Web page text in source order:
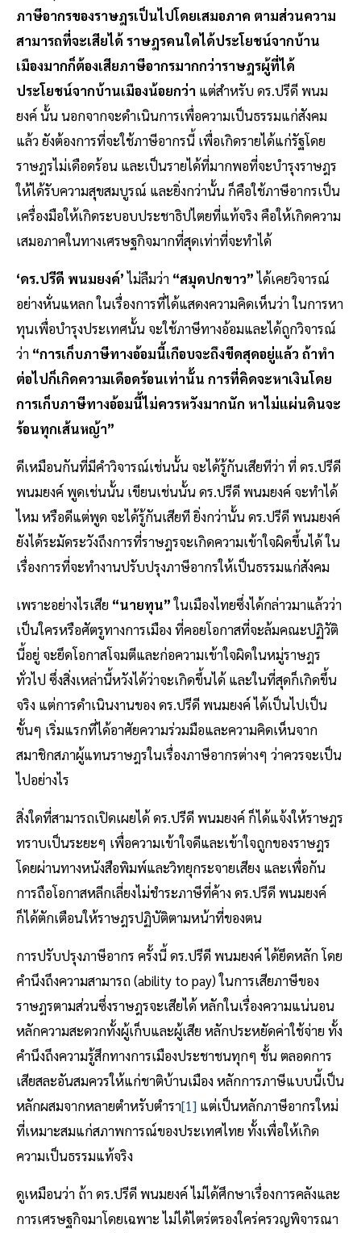
ภาษีอากรของราษฎรเป็นไปโดยเสมอภาค ตามส่วนความ
สามารถที่จะเสียได้ ราษฎรคนใดได้ประโยชน์จากบ้าน
เมืองมากก็ต้องเสียภาษีอากรมากกว่าราษฎรผู้ที่ได้
ประโยชน์จากบ้านเมืองน้อยกว่า แต่สำหรับ ดร.ปรีดี พนม
ยงค์ นั้น นอกจากจะดำเนินการเพื่อความเป็นธรรมแก่สังคม
แล้ว ยังต้องการที่จะใช้ภาษีอากรนี้ เพื่อเกิดรายได้แก่รัฐโดย
ราษฎรไม่เดือดร้อน และเป็นรายได้ที่มากพอที่จะบำรุงราษฎร
ให้ได้รับความสุขสมบูรณ์ และยิ่งกว่านั้น ก็คือใช้ภาษีอากรเป็น
เครื่องมือให้เกิดระบอบประชาธิปไตยที่แท้จริง คือให้เกิดความ
เสมอภาคในทางเศรษฐกิจมากที่สุดเท่าที่จะทำได้
‘ดร.ปรีดี พนมยงค์’ไม่ลืมว่า “สมุดปกขาว”ได้เคยวิจารณ์
อย่างหั่นแหลก ในเรื่องการที่ได้แสดงความคิดเห็นว่า ในการหา
ทุนเพื่อบำรุงประเทศนั้น จะใช้ภาษีทางอ้อมและได้ถูกวิจารณ์
ว่า “การเก็บภาษีทางอ้อมนี้เกือบจะถึงขีดสุดอยู่แล้ว ถ้าทำ
ต่อไปก็เกิดความเดือดร้อนเท่านั้น การที่คิดจะหาเงินโดย
การเก็บภาษีทางอ้อมนี้ไม่ควรหวังมากนัก หาไม่แผ่นดินจะ
ร้อนทุกเส้นหญ้า”
ดีเหมือนกันที่มีคำวิจารณ์เช่นนั้น จะได้รู้กันเสียทีว่า ที่ ดร.ปรีดี
พนมยงค์ พูดเช่นนั้น เขียนเช่นนั้น ดร.ปรีดี พนมยงค์ จะทำได้
ไหม หรือดีแต่พูด จะได้รู้กันเสียที ยิ่งกว่านั้น ดร.ปรีดี พนมยงค์
ยังได้ระมัดระวังถึงการที่ราษฎรจะเกิดความเข้าใจผิดขึ้นได้ ใน
เรื่องการที่จะทำงานปรับปรุงภาษีอากรให้เป็นธรรมแก่สังคม
เพราะอย่างไรเสีย “นายทุน”ในเมืองไทยซึ่งได้กล่าวมาแล้วว่า
เป็นใครหรือศัตรูทางการเมือง ที่คอยโอกาสที่จะล้มคณะปฏิวัติ
นี้อยู่ จะยึดโอกาสโจมตีและก่อความเข้าใจผิดในหมู่ราษฎร
ทั่วไป ซึ่งสิ่งเหล่านี้หวังได้ว่าจะเกิดขึ้นได้ และในที่สุดก็เกิดขึ้น
จริง แต่การดำเนินงานของ ดร.ปรีดี พนมยงค์ ได้เป็นไปเป็น
ขั้นๆ เริ่มแรกที่ได้อาศัยความร่วมมือและความคิดเห็นจาก
สมาชิกสภาผู้แทนราษฎรในเรื่องภาษีอากรต่างๆ ว่าควรจะเป็น
ไปอย่างไร
สิ่งใดที่สามารถเปิดเผยได้ ดร.ปรีดี พนมยงค์ ก็ได้แจ้งให้ราษฎร
ทราบเป็นระยะๆ เพื่อความเข้าใจดีและเข้าใจถูกของราษฎร
โดยผ่านทางหนังสือพิมพ์และวิทยุกระจายเสียง และเพื่อกัน
การถือโอกาสหลีกเลี่ยงไม่ชำระภาษีที่ค้าง ดร.ปรีดี พนมยงค์
ก็ได้ตักเตือนให้ราษฎรปฏิบัติตามหน้าที่ของตน
การปรับปรุงภาษีอากร ครั้งนี้ ดร.ปรีดี พนมยงค์ ได้ยึดหลัก โดย
คำนึงถึงความสามารถ (ability to pay) ในการเสียภาษีของ
ราษฎรตามส่วนซึ่งราษฎรจะเสียได้ หลักในเรื่องความแน่นอน
หลักความสะดวกทั้งผู้เก็บและผู้เสีย หลักประหยัดค่าใช้จ่าย ทั้ง
คำนึงถึงความรู้สึกทางการเมืองประชาชนทุกๆ ชั้น ตลอดการ
เสียสละอันสมควรให้แก่ชาติบ้านเมือง หลักการภาษีแบบนี้เป็น
หลักผสมจากหลายตำหรับตำรา[1] แต่เป็นหลักภาษีอากรใหม่
ที่เหมาะสมแก่สภาพการณ์ของประเทศไทย ทั้งเพื่อให้เกิด
ความเป็นธรรมแท้จริง
ดูเหมือนว่า ถ้า ดร.ปรีดี พนมยงค์ ไม่ได้ศึกษาเรื่องการคลังและ
การเศรษฐกิจมาโดยเฉพาะ ไม่ได้ไตร่ตรองใคร่ครวญพิจารณา